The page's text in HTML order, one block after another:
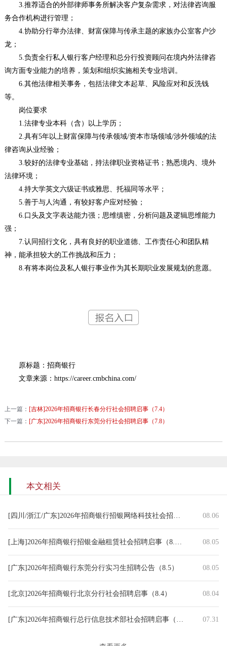
3.推荐适合的外部律师事务所解决客户复杂需求，对法律咨询服
务合作机构进行管理；
4.协助分行举办法律、财富保障与传承主题的家族办公室客户沙
龙；
5.负责全行私人银行客户经理和总分行投资顾问在境内外法律咨
询方面专业能力的培养，策划和组织实施相关专业培训。
6.其他法律相关事务，包括法律文本起草、风险应对和反洗钱
等。
岗位要求
1.法律专业本科（含）以上学历；
2.具有5年以上财富保障与传承领域/资本市场领域/涉外领域的法
律咨询从业经验；
3.较好的法律专业基础，持法律职业资格证书；熟悉境内、境外
法律环境；
4.持大学英文六级证书或雅思、托福同等水平；
5.善于与人沟通，有较好客户应对经验；
6.口头及文字表达能力强；思维缜密，分析问题及逻辑思维能力
强；
7.认同招行文化，具有良好的职业道德、工作责任心和团队精
神，能承担较大的工作挑战和压力；
8.有将本岗位及私人银行事业作为其长期职业发展规划的意愿。
原标题：招商银行
文章来源：https://career.cmbchina.com/
上一篇： [吉林]2026年招商银行长春分行社会招聘启事（7.4）
下一篇： [广东]2026年招商银行东莞分行社会招聘启事（7.8）
本文相关
[四川/浙江/广东]2026年招商银行招银网络科技社会招聘启事（8.6）
08.06
[上海]2026年招商银行招银金融租赁社会招聘启事（8.5） 08.05
[广东]2026年招商银行东莞分行实习生招聘公告（8.5） 08.05
[北京]2026年招商银行北京分行社会招聘启事（8.4） 08.04
[广东]2026年招商银行总行信息技术部社会招聘启事（7.31） 07.31